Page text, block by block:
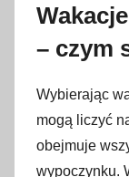
0
– czym
Wybierając
mogą liczyć
obejmuje
wypoczynku.